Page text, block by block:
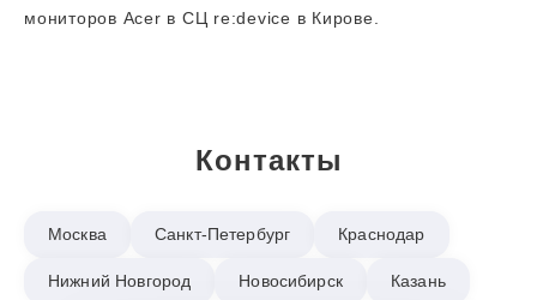
мониторов Acer в СЦ re:device в Кирове.
Контакты
Москва Санкт-Петербург Краснодар
Нижний Новгород Новосибирск Казань